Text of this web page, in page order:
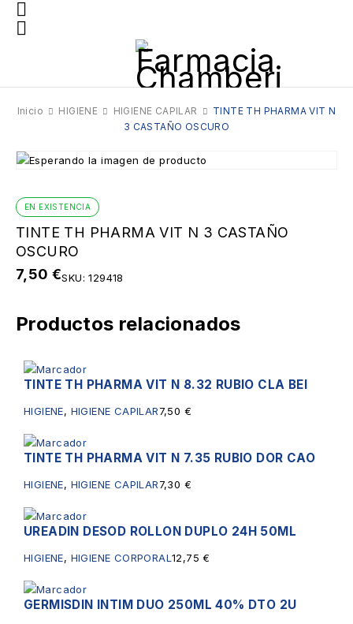
Inicio HIGIENE HIGIENE CAPILAR
TINTE TH PHARMA VIT N
3 CASTAÑO OSCURO
EN EXISTENCIA
TINTE TH PHARMA VIT N 3 CASTAÑO
OSCURO
7,50 €SKU:129418
Productos relacionados
TINTE TH PHARMA VIT N 8.32 RUBIO CLA BEI
HIGIENE, HIGIENE CAPILAR7,50 €
TINTE TH PHARMA VIT N 7.35 RUBIO DOR CAO
HIGIENE, HIGIENE CAPILAR7,30 €
UREADIN DESOD ROLLON DUPLO 24H 50ML
HIGIENE, HIGIENE CORPORAL12,75€
GERMISDIN INTIM DUO 250ML 40% DTO 2U